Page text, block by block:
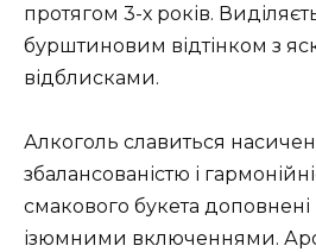
протягом 3-х років.
бурштиновим відтінком з
відблисками.
Алкоголь славиться
збалансованістю і
смакового букета
ізюмними включеннями.